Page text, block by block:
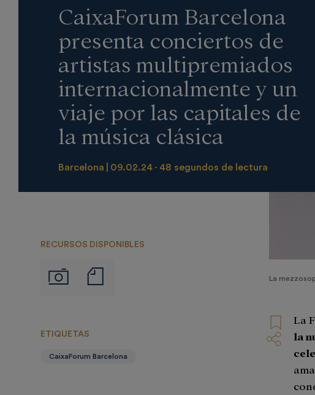
La
CaixaForum Barcelona
presenta conciertos de
artistas multipremiados
internacionalmente y un
viaje por las capitales de
la música clásica
Barcelona 09.02.24 48 segundos de lectura
RECURSOS DISPONIBLES
Imágenes
de
La
la
ETIQUETAS
CaixaForum Barcelona